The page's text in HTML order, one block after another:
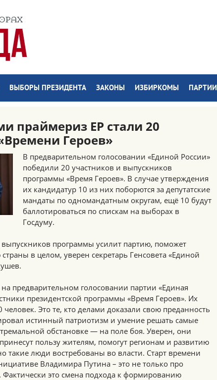
ВЫБОРЫ ПРЕЗИДЕНТА ЗАКОНЫ ИЗБИРКОМЫ ПАРТИИ
праймериз ЕР стали 20
Героев»
В предварительном голосовании «Единой России»
победили 20 участников и выпускников
программы «Время Героев». В случае утверждения
их кандидатур 10 из них поборются за депутатские
мандаты по одномандатным округам, ещё 10 будут
баллотироваться по спискам на выборах в
Госдуму.
программы усилит партию, поможет
в целом, уверен секретарь Генсовета «Единой
предварительном голосовании партии «Единая
президентской программы «Время Героев». Их
человек. Это те, кто делами доказали свою преданность
истинный патриотизм и умение решать самые
обстановке — на поле боя. Уверен, они
пользу жителям, помогут регионам и развитию
такие люди востребованы во власти. Старт времени
Владимира Путина – это не только про
это смена подхода к формированию